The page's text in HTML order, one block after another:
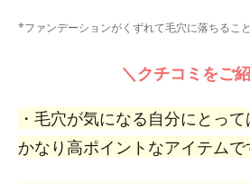
*ファンデーションがくずれて毛穴に落ちること
＼クチコミをご
・毛穴が気になる自分にとっ
かなり高ポイントなアイテムで